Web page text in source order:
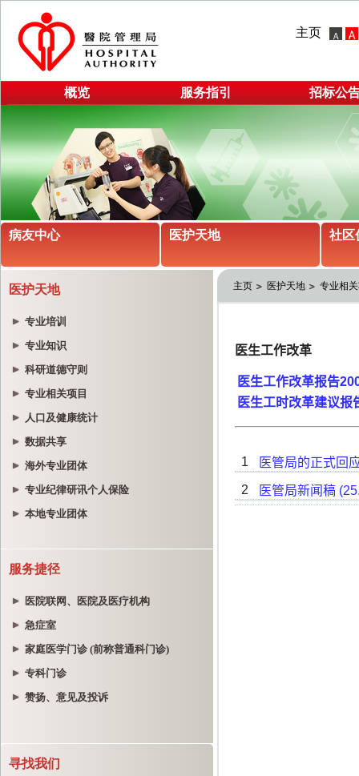
主页
概览 服务指引 招标公
病友中心 医护天地 社区
医护天地
专业培训
专业知识
科研道德守则
专业相关项目
人口及健康统计
数据共享
海外专业团体
专业纪律研讯个人保险
本地专业团体
服务捷径
医院联网、医院及医疗机构
急症室
家庭医学门诊 (前称普通科门诊)
专科门诊
赞扬、意见及投诉
寻找我们
主页 医护天地 专业相